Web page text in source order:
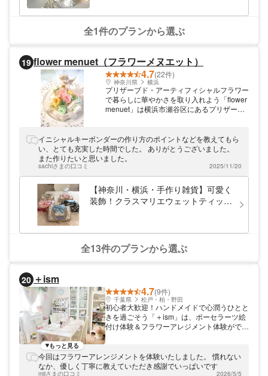
しいオリジナル作品を楽しく作れま
す。
全1件のプランから選ぶ
19 flower menuet（フラワーメヌエット）
4.7(22件)
神奈川県 横浜
プリザーブド・アーティフィシャルフラワー
で暮らしに華やかさを取り入れよう「flower
menuet」は横浜市瀬谷区にあるプリザーブ
より徒歩約7分、大和駅より徒歩約12分の好
立地。無料駐車スペースも3台分有り、お仕
事帰りや小さいお子様連れの方も訪れやすい
環境を整えています。フラワーアレンジメン
ト初心者の方も、ぜひ気軽にご参加くださ
い。
イニシャルキーボンダーの作り方のポイントなどを教えてもら
い、とても充実した時間でした。 ありがとうございました。
また作りたいと思いました。
sachiさまの口コミ 2025/11/20
【神奈川・横浜・手作り雑貨】可愛く
装飾！クラスマリエウェットティッシ
全13件のプランから選ぶ
20 ＋ism
4.7(9件)
千葉県 松戸・柏・野田
初心者大歓迎！ハンドメイドで心潤うひとと
きを過ごそう「＋ism」は、ポーセラーツ絵
付け体験＆フラワーアレジメント体験ができ
教えするので、初めての方も安心して楽しめ
ますよ。少人数制でアットホームな教室へ、
もっと見る
今回はフラワーアレンジメントを体験いたしました。 慣れない
なか、優しく丁寧に教えていただき感謝でいっぱいです
miiさまの口コミ 2026/5/5